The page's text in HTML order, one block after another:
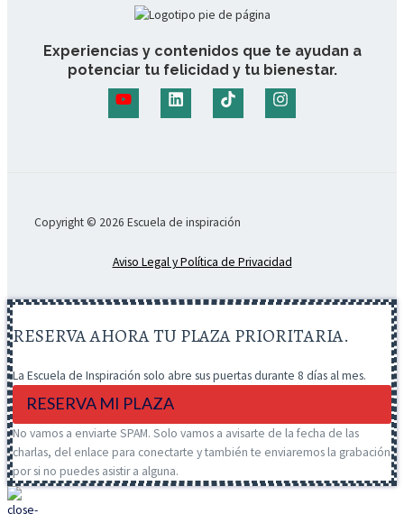
Experiencias y contenidos que te ayudan a
potenciar tu felicidad y tu bienestar.
Copyright © 2026 Escuela de inspiración
Aviso Legal y Política de Privacidad
RESERVA AHORA TU PLAZA PRIORITARIA.
La Escuela de Inspiración solo abre sus puertas durante 8 días al mes.
RESERVA MI PLAZA
No vamos a enviarte SPAM. Solo vamos a avisarte de la fecha de las
charlas, del enlace para conectarte y también te enviaremos la grabación
por si no puedes asistir a alguna.